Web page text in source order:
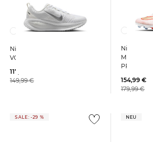
Nike | Damen Laufschuhe
VOMERO 18
117,25 €
149,99 €
Nike | Fußballschuhe Rasen
PRO
154,99 €
179,99 €
SALE: -29 % NEU